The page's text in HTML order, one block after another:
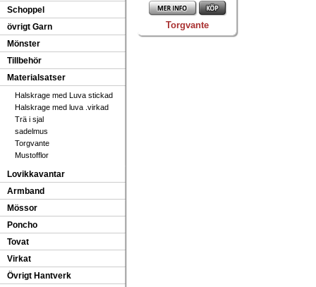
Schoppel
övrigt Garn
Mönster
Tillbehör
Materialsatser
Halskrage med Luva stickad
Halskrage med luva .virkad
Trä i sjal
sadelmus
Torgvante
Mustofflor
Lovikkavantar
Armband
Mössor
Poncho
Tovat
Virkat
Övrigt Hantverk
Torgvante